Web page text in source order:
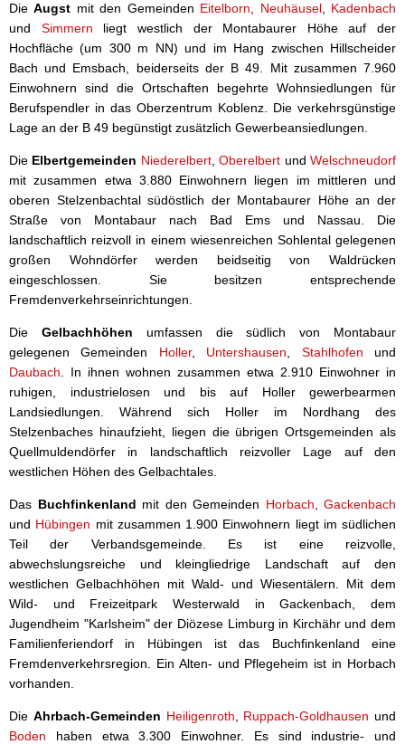
Wasser & Abwasser
Beauftragte
Mobilität
DieAugst mit den Gemeinden Eitelborn Neuhäusel, Kadenbach
und Simmern liegt westlich der Montabaurer Höhe auf der
Hochfläche (um 300 m NN) und im Hang zwischen Hillscheider
Bach und Emsbach, beiderseits der B 49. Mit zusammen 7.960
Einwohnern sind die Ortschaften begehrte Wohnsiedlungen für
Berufspendler in das Oberzentrum Koblenz. Die verkehrsgünstige
Lage an der B 49 begünstigt zusätzlich Gewerbeansiedlungen.
Die Elbertgemeinden Niederelbert,Oberelbert undWelschneudorf
mit zusammen etwa 3.880 Einwohnern liegen im mittleren und
oberen Stelzenbachtal südöstlich der Montabaurer Höhe an der
Straße von Montabaur nach Bad Ems und Nassau. Die
landschaftlich reizvoll in einem wiesenreichen Sohlental gelegenen
großen Wohndörfer werden beidseitig von Waldrücken
eingeschlossen. Sie besitzen entsprechende
Fremdenverkehrseinrichtungen.
Die Gelbachhöhen umfassen die südlich von Montabaur
gelegenen Gemeinden Holler, Untershausen Stahlhofenund
Daubach . In ihnen wohnen zusammen etwa 2.910 Einwohner in
ruhigen, industrielosen und bis auf Holler gewerbearmen
Landsiedlungen. Während sich Holler im Nordhang des
Stelzenbaches hinaufzieht, liegen die übrigen Ortsgemeinden als
Quellmuldendörfer in landschaftlich reizvoller Lage auf den
westlichen Höhen des Gelbachtales.
Das Buchfinkenland mit den Gemeinden Horbach
Gackenbach
und Hübingen mit zusammen 1.900 Einwohnern liegt im südlichen
Teil der Verbandsgemeinde. Es ist eine reizvolle,
abwechslungsreiche und kleingliedrige Landschaft auf den
westlichen Gelbachhöhen mit Wald- und Wiesentälern. Mit dem
Wild- und Freizeitpark Westerwald in Gackenbach, dem
Jugendheim "Karlsheim" der Diözese Limburg in Kirchähr und dem
Familienferiendorf in Hübingen ist das Buchfinkenland eine
Fremdenverkehrsregion. Ein Alten- und Pflegeheim ist in Horbach
vorhanden.
Die Ahrbach-Gemeinden Heiligenroth Ruppach-Goldhausen und
Boden haben etwa 3.300 Einwohner. Es sind industrie- und